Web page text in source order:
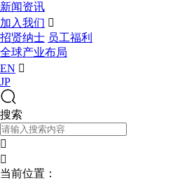
新闻资讯
加入我们 
招贤纳士 员工福利
全球产业布局
EN 
JP
搜索


当前位置：